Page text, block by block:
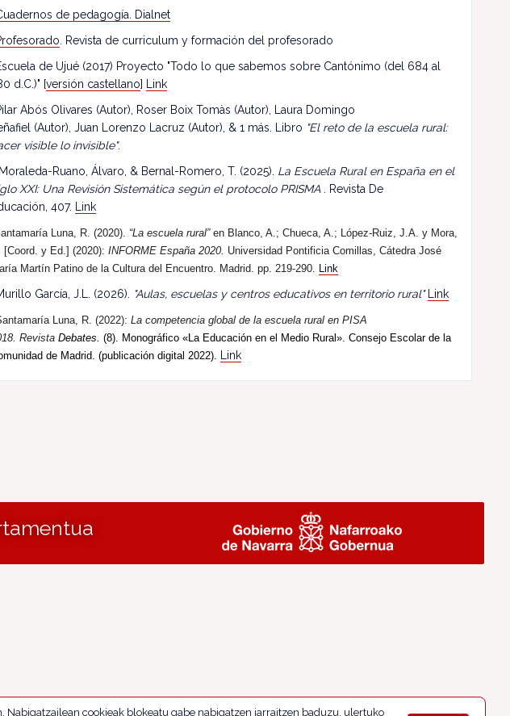
de pedagogía. Dialnet
. Revista de curriculum y formación del profesorado
de Ujué (2017) Proyecto "Todo lo que sabemos sobre Cantónimo (del 684 al
d.C.)" [versión castellano]
Link
Abós Olivares (Autor), Roser Boix Tomàs (Autor), Laura Domingo
(Autor), Juan Lorenzo Lacruz (Autor), & 1 más. Libro "El reto de la escuela rural:
visible lo invisible".
Ruano, Álvaro, & Bernal-Romero, T. (2025). La Escuela Rural en España en el
XXI: Una Revisión Sistemática según el protocolo PRISMA . Revista De
407.
Link
Luna, R. (2020). “La escuela rural”en Blanco, A.; Chueca, A.; López-Ruiz, J.A. y Mora,
[Coord. y Ed.] (2020): INFORME España 2020. Universidad Pontificia Comillas, Cátedra José
Martín Patino de la Cultura del Encuentro. Madrid. pp. 219-290. Link
García, J.L. (2026). "Aulas, escuelas y centros educativos en territorio rural"
Link
Luna, R. (2022): La competencia global de la escuela rural en PISA
Revista Debates. (8). Monográfico «La Educación en el Medio Rural». Consejo Escolar de la
de Madrid. (publicación digital 2022).
Link
cookieak blokeatu gabe nabigatzen jarraitzen baduzu, ulertuko